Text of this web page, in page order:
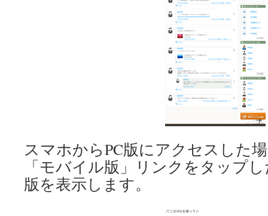
スマホからPC版にアクセスした
「モバイル版」リンクをタップ
版を表示します。